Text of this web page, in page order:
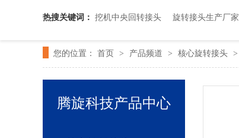
热搜关键词： 挖机中央回转接头 旋转接头生产厂家
您的位置： 首页 > 产品频道 > 核心旋转接头 >
腾旋科技产品中心